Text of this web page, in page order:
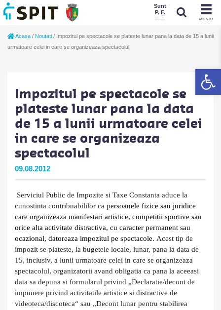
MENIU
Sunt
P. F.
P. J.
Acasa / Noutati / Impozitul pe spectacole se plateste lunar pana la data de 15 a lunii
urmatoare celei in care se organizeaza spectacolul
Impozitul pe spectacole se
plateste lunar pana la data
de 15 a lunii urmatoare celei
in care se organizeaza
spectacolul
09.08.2012
Serviciul Public de Impozite si Taxe Constanta aduce la
cunostinta contribuabililor ca persoanele fizice sau juridice
care organizeaza manifestari artistice, competitii sportive sau
orice alta activitate distractiva, cu caracter permanent sau
ocazional, datoreaza impozitul pe spectacole. Acest tip de
impozit se plateste, la bugetele locale, lunar, pana la data de
15, inclusiv, a lunii urmatoare celei in care se organizeaza
spectacolul, organizatorii avand obligatia ca pana la aceeasi
data sa depuna si formularul privind „Declaratie/decont de
impunere privind activitatile artistice si distractive de
videoteca/discoteca“ sau „Decont lunar pentru stabilirea